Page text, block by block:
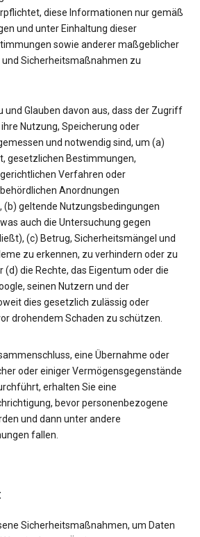
diese Informationen nur gemäß
und unter Einhaltung dieser
sowie anderer maßgeblicher
Sicherheitsmaßnahmen zu
und Glauben davon aus, dass der Zugriff
Nutzung, Speicherung oder
und notwendig sind, um (a)
gesetzlichen Bestimmungen,
Verfahren oder
Anordnungen
(b) geltende Nutzungsbedingungen
auch die Untersuchung gegen
(c) Betrug, Sicherheitsmängel und
zu erkennen, zu verhindern oder zu
(d) die Rechte, das Eigentum oder die
seinen Nutzern und der
dies gesetzlich zulässig oder
drohendem Schaden zu schützen.
eine Übernahme oder
oder einiger Vermögensgegenstände
erhalten Sie eine
bevor personenbezogene
und dann unter andere
fallen.
Sicherheitsmaßnahmen, um Daten